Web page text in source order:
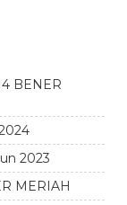
BENER
2023
MERIAH